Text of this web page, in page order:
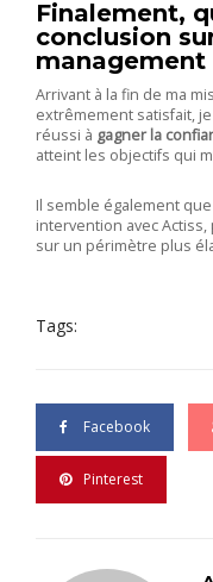
Finalement,
conclusion
Arrivant à la fin de ma
extrêmement satisfait,
réussi à gagner la
atteint les objectifs qui
Il semble également
intervention avec
sur un périmètre plus
Tags:
Facebook
Pinterest